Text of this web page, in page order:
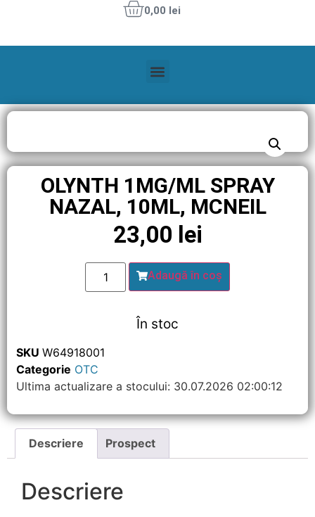
0,00 lei
OLYNTH 1MG/ML SPRAY
NAZAL, 10ML, MCNEIL
23,00 lei
Adaugă în coș
În stoc
SKU W64918001
Categorie OTC
Ultima actualizare a stocului: 30.07.2026 02:00:12
Descriere Prospect
Descriere